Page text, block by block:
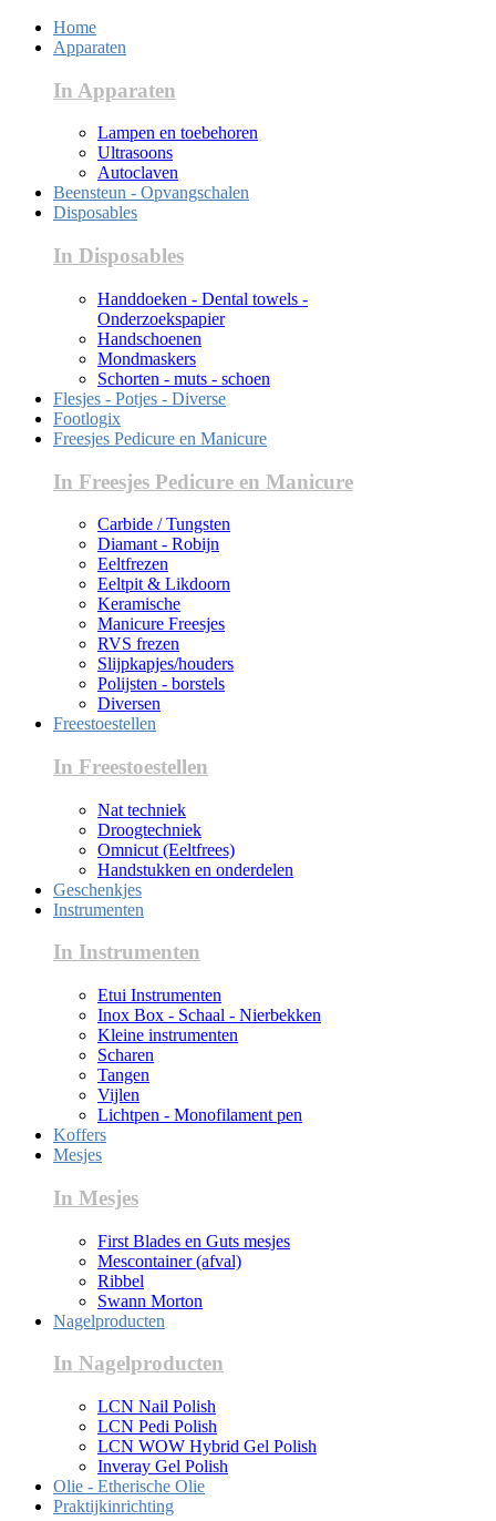
Home
Apparaten
In Apparaten
Lampen en toebehoren
Ultrasoons
Autoclaven
Beensteun - Opvangschalen
Disposables
In Disposables
Handdoeken - Dental towels -
Onderzoekspapier
Handschoenen
Mondmaskers
Schorten - muts - schoen
Flesjes - Potjes - Diverse
Footlogix
Freesjes Pedicure en Manicure
In Freesjes Pedicure en Manicure
Carbide / Tungsten
Diamant - Robijn
Eeltfrezen
Eeltpit & Likdoorn
Keramische
Manicure Freesjes
RVS frezen
Slijpkapjes/houders
Polijsten - borstels
Diversen
Freestoestellen
In Freestoestellen
Nat techniek
Droogtechniek
Omnicut (Eeltfrees)
Handstukken en onderdelen
Geschenkjes
Instrumenten
In Instrumenten
Etui Instrumenten
Inox Box - Schaal - Nierbekken
Kleine instrumenten
Scharen
Tangen
Vijlen
Lichtpen - Monofilament pen
Koffers
Mesjes
In Mesjes
First Blades en Guts mesjes
Mescontainer (afval)
Ribbel
Swann Morton
Nagelproducten
In Nagelproducten
LCN Nail Polish
LCN Pedi Polish
LCN WOW Hybrid Gel Polish
Inveray Gel Polish
Olie - Etherische Olie
Praktijkinrichting